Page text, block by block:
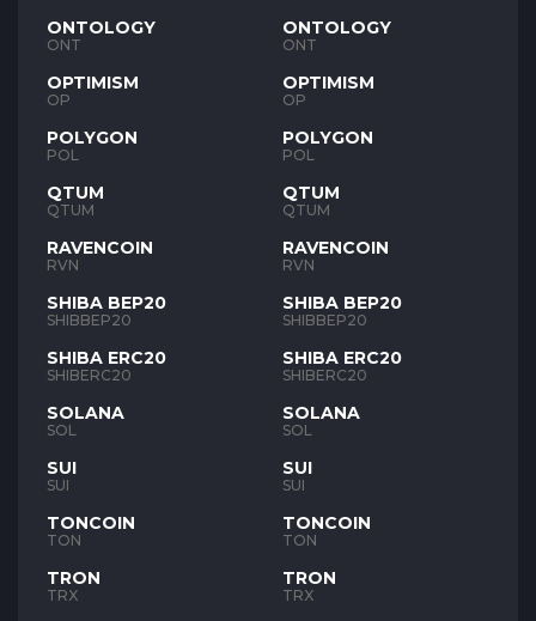
ONTOLOGY
ONT
OPTIMISM
OP
POLYGON
POL
QTUM
QTUM
RAVENCOIN
RVN
SHIBA BEP20
SHIBBEP20
SHIBA ERC20
SHIBERC20
SOLANA
SOL
SUI
SUI
TONCOIN
TON
TRON
TRX
ONTOLOGY
ONT
OPTIMISM
OP
POLYGON
POL
QTUM
QTUM
RAVENCOIN
RVN
SHIBA BEP20
SHIBBEP20
SHIBA ERC20
SHIBERC20
SOLANA
SOL
SUI
SUI
TONCOIN
TON
TRON
TRX